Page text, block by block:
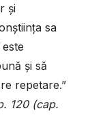
și
sa
și să
repetare.”
120 (cap.